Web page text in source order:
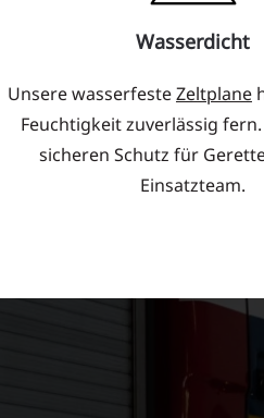
Wasserdicht
Unsere wasserfesteZeltplane
Feuchtigkeit zuverlässig
sicheren Schutz für
Einsatzteam.